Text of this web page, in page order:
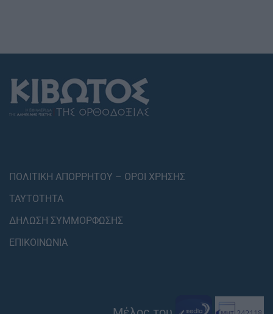
ΠΟΛΙΤΙΚΗ ΑΠΟΡΡΗΤΟΥ – ΟΡΟΙ ΧΡΗΣΗΣ
ΤΑΥΤΟΤΗΤΑ
ΔΗΛΩΣΗ ΣΥΜΜΟΡΦΩΣΗΣ
ΕΠΙΚΟΙΝΩΝΙΑ